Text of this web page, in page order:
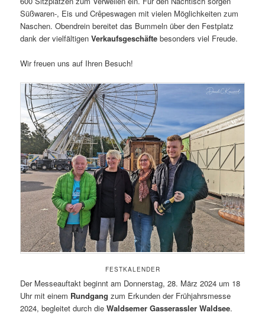
Süßwaren-, Eis und Crêpeswagen mit vielen Möglichkeiten zum
Naschen. Obendrein bereitet das Bummeln über den Festplatz
dank der vielfältigenVerkaufsgeschäftebesonders viel Freude.
Wir freuen uns auf Ihren Besuch!
FESTKALENDER
Der Messeauftakt beginnt am Donnerstag, 28. März 2024 um 18
Uhr mit einem Rundgangzum Erkunden der Frühjahrsmesse
2024, begleitet durch dieWaldsemer Gasserassler Waldsee.